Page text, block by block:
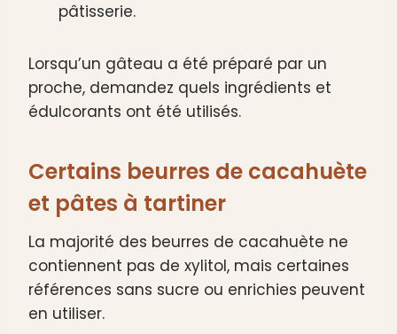
pâtisserie.
Lorsqu’un gâteau a été préparé par un
proche, demandez quels ingrédients et
édulcorants ont été utilisés.
Certains beurres de cacahuète
et pâtes à tartiner
La majorité des beurres de cacahuète ne
contiennent pas de xylitol, mais certaines
références sans sucre ou enrichies peuvent
en utiliser.